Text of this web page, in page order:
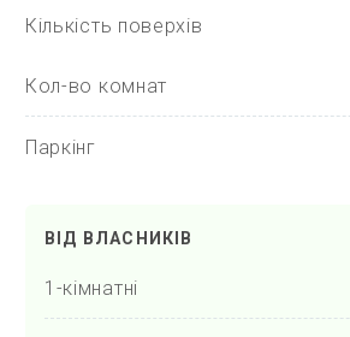
Кількість поверхів
Кол-во комнат
Паркінг
ВІД ВЛАСНИКІВ
1-кімнатні